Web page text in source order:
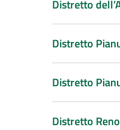
Distretto
Distretto
Distretto
Distretto